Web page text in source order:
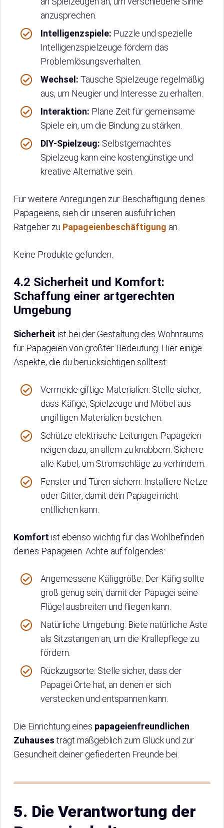
anzusprechen.
Intelligenzspiele: Puzzle und spezielle
Intelligenzspielzeuge fördern das
Problemlösungsverhalten.
Wechsel: Tausche Spielzeuge regelmäßig
aus, um Neugier und Interesse zu erhalten.
Interaktion: Plane Zeit für gemeinsame
Spiele ein, um die Bindung zu stärken.
DIY-Spielzeug: Selbstgemachtes
Spielzeug kann eine kostengünstige und
kreative Alternative sein.
Für weitere Anregungen zur Beschäftigung deines
Papageiens, sieh dir unseren ausführlichen
Ratgeber zu Papageienbeschäftigung an.
Keine Produkte gefunden.
4.2 Sicherheit und Komfort:
Schaffung einer artgerechten
Umgebung
Sicherheit ist bei der Gestaltung des Wohnraums
für Papageien von größter Bedeutung. Hier einige
Aspekte, die du berücksichtigen solltest:
Vermeide giftige Materialien: Stelle sicher,
dass Käfige, Spielzeuge und Möbel aus
ungiftigen Materialien bestehen.
Schütze elektrische Leitungen: Papageien
neigen dazu, an allem zu knabbern. Sichere
alle Kabel, um Stromschläge zu verhindern.
Fenster und Türen sichern: Installiere Netze
oder Gitter, damit dein Papagei nicht
entfliehen kann.
Komfort ist ebenso wichtig für das Wohlbefinden
deines Papageien. Achte auf folgendes:
Angemessene Käfiggröße: Der Käfig sollte
groß genug sein, damit der Papagei seine
Flügel ausbreiten und fliegen kann.
Natürliche Umgebung: Biete natürliche Äste
als Sitzstangen an, um die Krallepflege zu
fördern.
Rückzugsorte: Stelle sicher, dass der
Papagei Orte hat, an denen er sich
verstecken und entspannen kann.
Die Einrichtung eines papageienfreundlichen
Zuhauses trägt maßgeblich zum Glück und zur
Gesundheit deiner gefiederten Freunde bei.
5. Die Verantwortung der